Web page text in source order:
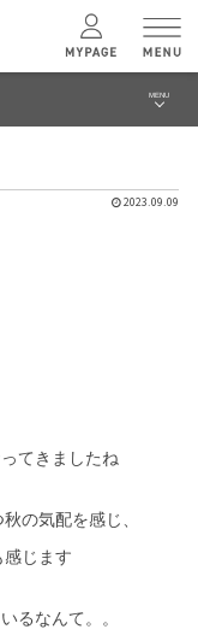
MENU
2023.09.09
てきましたね
の気配を感じ、
じます
るなんて。。